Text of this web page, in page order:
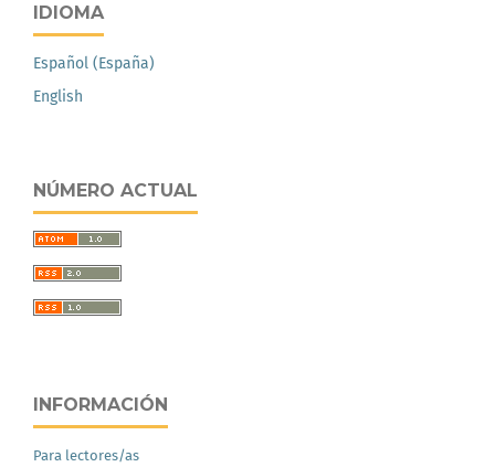
IDIOMA
Español (España)
English
NÚMERO ACTUAL
INFORMACIÓN
Para lectores/as